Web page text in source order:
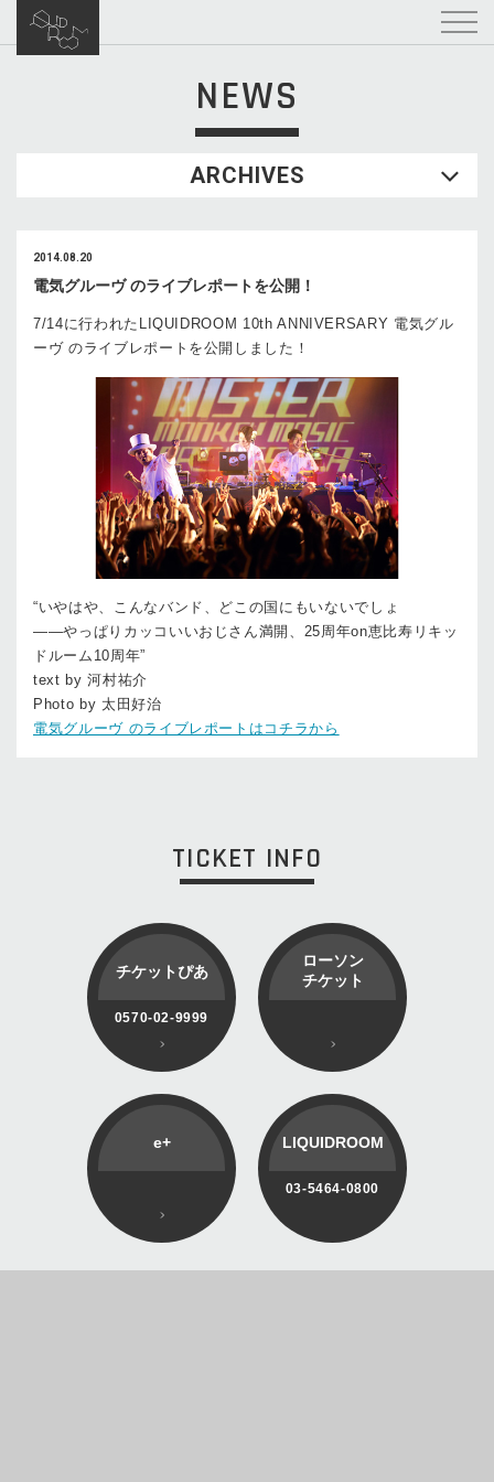
NEWS
ARCHIVES
2014.08.20
電気グルーヴ のライブレポートを公開！
7/14に行われたLIQUIDROOM 10th ANNIVERSARY 電気グル
ーヴ のライブレポートを公開しました！
“いやはや、こんなバンド、どこの国にもいないでしょ
――やっぱりカッコいいおじさん満開、25周年on恵比寿リキッ
ドルーム10周年”
text by 河村祐介
Photo by 太田好治
電気グルーヴ のライブレポートはコチラから
TICKET INFO
チケットぴあ
0570-02-9999
ローソン
チケット
e+ LIQUIDROOM
03-5464-0800